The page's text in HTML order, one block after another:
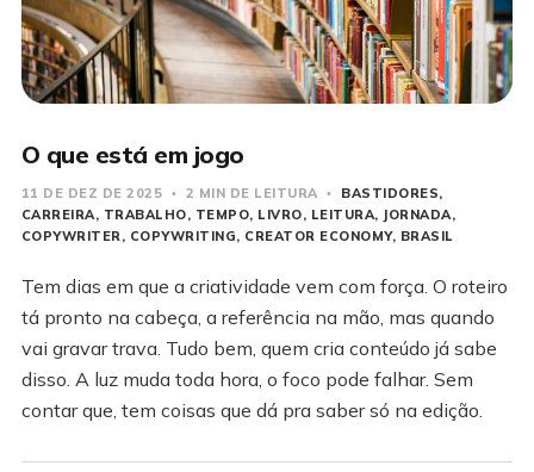
O que está em jogo
11 DE DEZ DE 2025 2 MIN DE LEITURA
BASTIDORES
CARREIRA TRABALHO TEMPO LIVRO LEITURA
JORNADA
COPYWRITER
COPYWRITING CREATOR ECONOMY BRASIL
Tem dias em que a criatividade vem com força. O roteiro
tá pronto na cabeça, a referência na mão, mas quando
vai gravar trava. Tudo bem, quem cria conteúdo já sabe
disso. A luz muda toda hora, o foco pode falhar. Sem
contar que, tem coisas que dá pra saber só na edição.